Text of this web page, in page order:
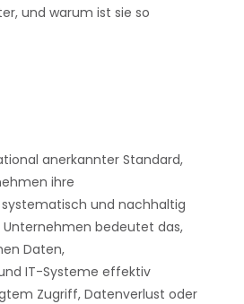
und warum ist sie so
anerkannter Standard,
ihre
und nachhaltig
Unternehmen bedeutet das,
Daten,
IT-Systeme effektiv
Zugriff, Datenverlust oder